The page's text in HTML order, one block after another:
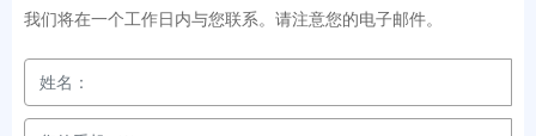
我们将在一个工作日内与您联系。请注意您的电子邮件。